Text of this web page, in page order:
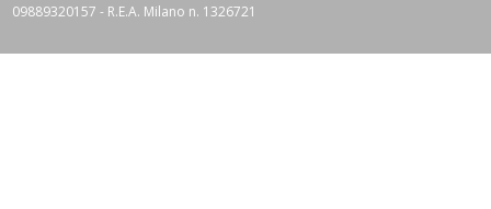
09889320157 - R.E.A. Milano n. 1326721